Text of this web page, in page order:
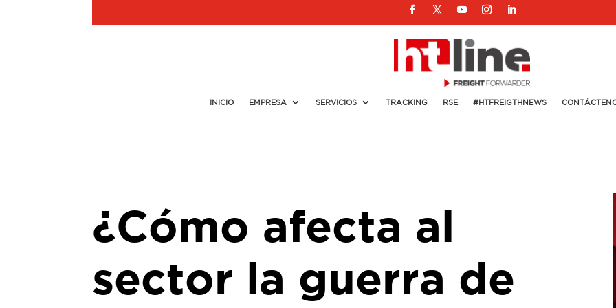
INICIO EMPRESA SERVICIOS TRACKING RSE #HTFREIGTHNEWS
¿Cómo afecta al
sector la guerra de